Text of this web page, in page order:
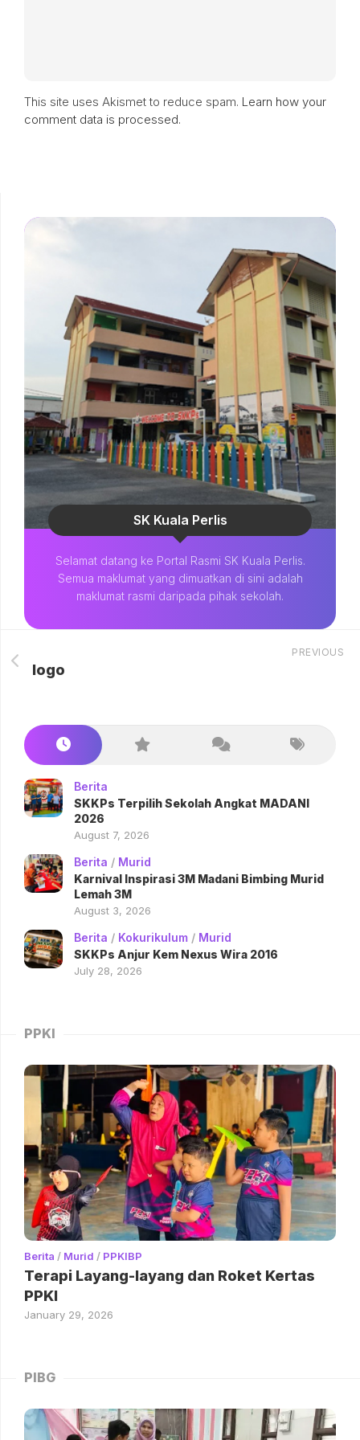
This site uses Akismet to reduce spam. Learn how your
comment data is processed.
SK Kuala Perlis
Selamat datang ke Portal Rasmi SK Kuala Perlis.
Semua maklumat yang dimuatkan di sini adalah
maklumat rasmi daripada pihak sekolah.
PREVIOUS
logo
Berita
SKKPs Terpilih Sekolah Angkat MADANI
2026
August 7, 2026
Berita / Murid
Karnival Inspirasi 3M Madani Bimbing Murid
Lemah 3M
August 3, 2026
Berita / Kokurikulum / Murid
SKKPs Anjur Kem Nexus Wira 2016
July 28, 2026
PPKI
Berita / Murid / PPKIBP
Terapi Layang-layang dan Roket Kertas
PPKI
January 29, 2026
PIBG